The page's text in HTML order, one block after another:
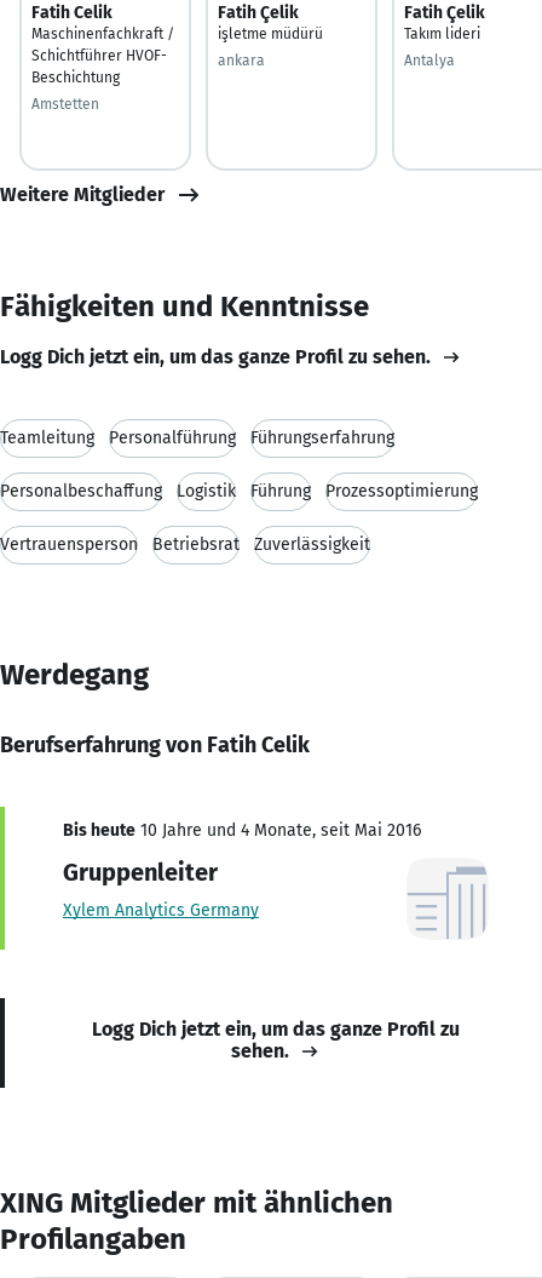
Fatih Celik
Maschinenfachkraft /
Schichtführer HVOF-
Beschichtung
Amstetten
Fatih Çelik
işletme müdürü
ankara
Fatih Çelik
Takım lideri
Antalya
Weitere Mitglieder
Fähigkeiten und Kenntnisse
Logg Dich jetzt ein, um das ganze Profil zu sehen.
Teamleitung Personalführung Führungserfahrung
Personalbeschaffung Logistik Führung Prozessoptimierung
Vertrauensperson Betriebsrat Zuverlässigkeit
Werdegang
Berufserfahrung von Fatih Celik
Bis heute 10 Jahre und 4 Monate, seit Mai 2016
Gruppenleiter
Xylem Analytics Germany
Logg Dich jetzt ein, um das ganze Profil zu
sehen.
XING Mitglieder mit ähnlichen
Profilangaben